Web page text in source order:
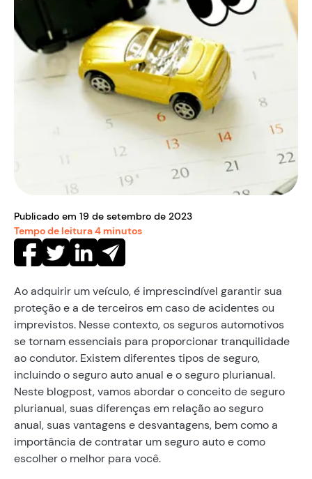
Publicado em 19 de setembro de 2023
Tempo de leitura4 minutos
Ao adquirir um veículo, é imprescindível garantir sua
proteção e a de terceiros em caso de acidentes ou
imprevistos. Nesse contexto, os seguros automotivos
se tornam essenciais para proporcionar tranquilidade
ao condutor. Existem diferentes tipos de seguro,
incluindo o seguro auto anual e o seguro plurianual.
Neste blogpost, vamos abordar o conceito de seguro
plurianual, suas diferenças em relação ao seguro
anual, suas vantagens e desvantagens, bem como a
importância de contratar um seguro auto e como
escolher o melhor para você.